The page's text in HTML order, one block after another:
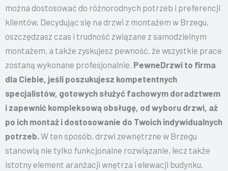
można dostosować do różnorodnych potrzeb i preferencji
klientów. Decydując się na drzwi z montażem w Brzegu,
oszczędzasz czas i trudność związane z samodzielnym
montażem, a także zyskujesz pewność, że wszystkie prace
zostaną wykonane profesjonalnie. PewneDrzwi to firma
dla Ciebie, jeśli poszukujesz kompetentnych
specjalistów, gotowych służyć fachowym doradztwem
i zapewnić kompleksową obsługę, od wyboru drzwi, aż
po ich montaż i dostosowanie do Twoich indywidualnych
potrzeb.W ten sposób, drzwi zewnętrzne w Brzegu
stanowią nie tylko funkcjonalne rozwiązanie, lecz także
istotny element aranżacji wnętrza i elewacji budynku.